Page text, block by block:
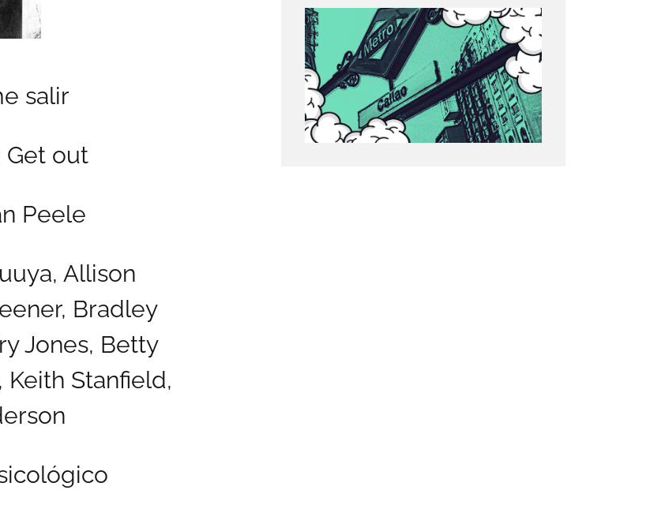
salir
Get out
Peele
Allison
Bradley
Jones, Betty
Keith Stanfield,